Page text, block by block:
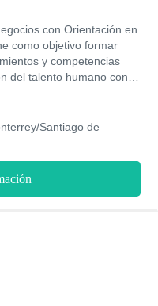
con Orientación en
como objetivo formar
y competencias
del talento humano con el
de dos años,
modalidad de estudios
de a UVM son
Santiago de